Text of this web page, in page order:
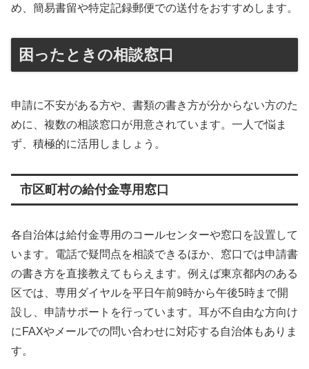
め、簡易書留や特定記録郵便での送付をおすすめします。
困ったときの相談窓口
申請に不安がある方や、書類の書き方が分からない方のた
めに、複数の相談窓口が用意されています。一人で悩ま
ず、積極的に活用しましょう。
市区町村の給付金専用窓口
各自治体は給付金専用のコールセンターや窓口を設置して
います。電話で疑問点を相談できるほか、窓口では申請書
の書き方を直接教えてもらえます。例えば東京都内のある
区では、専用ダイヤルを平日午前9時から午後5時まで開
設し、申請サポートを行っています。耳が不自由な方向け
にFAXやメールでの問い合わせに対応する自治体もありま
す。